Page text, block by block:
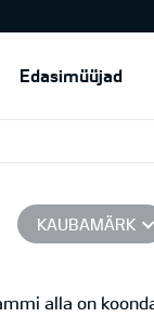
Edasimüüjad
KAUBAMÄRK
alla on